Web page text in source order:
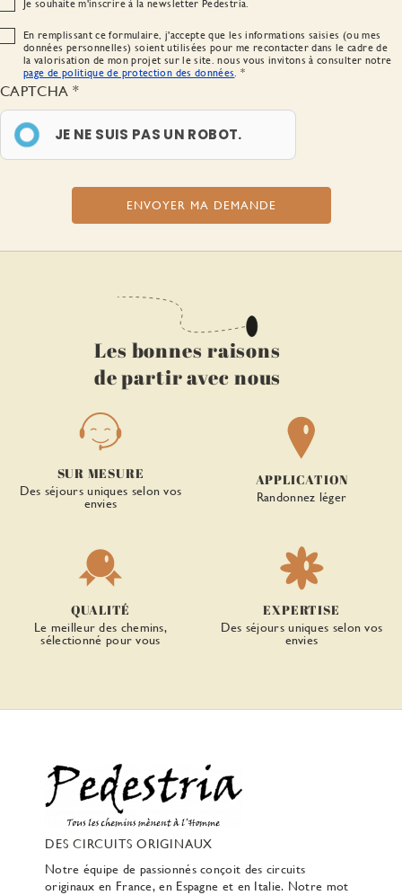
Je souhaite m'inscrire à la newsletter Pedestria.
En remplissant ce formulaire, j'accepte que les informations saisies (ou mes
données personnelles) soient utilisées pour me recontacter dans le cadre de
la valorisation de mon projet sur le site. nous vous invitons à consulter notre
page de politique de protection des données.
CAPTCHA
JE NE SUIS PAS UN ROBOT.
Les bonnes raisons
de partir avec nous
SUR MESURE
Des séjours uniques selon vos
envies
APPLICATION
Randonnez léger
QUALITÉ
Le meilleur des chemins,
sélectionné pour vous
EXPERTISE
Des séjours uniques selon vos
envies
DES CIRCUITS ORIGINAUX
Notre équipe de passionnés conçoit des circuits
originaux en France, en Espagne et en Italie. Notre mot